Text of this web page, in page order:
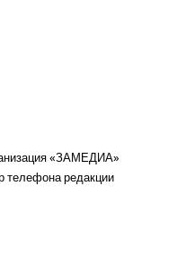
«ЗАМЕДИА»
телефона редакции